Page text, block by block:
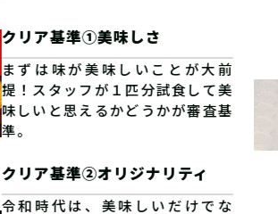
クリア基準①美味しさ
まずは味が美味しいことが大前
提！スタッフが１匹分試食して美
味しいと思えるかどうかが審査基
準。
クリア基準②オリジナリティ
令和時代は、美味しいだけでな